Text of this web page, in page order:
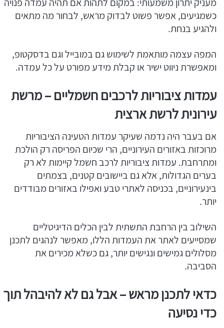
כשמגיעים, אפשר פשוט לבדוק מראש, לבחור מה מתאים
ולהגיע בנחת.
המפה עצמה מותאמת לשימוש גם במובייל וגם בדסקטופ,
ומאפשרת ניווט ישיר או קבלת מידע מפורט על כל עמדה.
עמדות ציבוריות לרכבים חשמליים – מרשת
עירונית לרשת ארצית
אם בעבר היה נדמה שעיקר עמדות הטעינה הציבוריות
מרוכזות באזורים העירוניים, הרי שכיום הפריסה רק הולכת
ומתרחבת. עמדות ציבוריות לרכב חשמל קיימות לא רק
בערים הגדולות, אלא גם ביישובים קטנים, בצמתים
בינעירוניים, בכניסה לאתרי טבע ואפילו באזורים מבודדים
יותר.
השילוב בין הרחבת התשתית לבין הכלים הדיגיטליים
שמסייעים לאתר את העמדות הללו, מאפשר לנהגים לתכנן
מסלולים גמישים ונגישים יותר, גם כשלא מכירים את
הסביבה.
כדאי לתכנן מראש – אבל גם לא להיבהל תוך
כדי נסיעה